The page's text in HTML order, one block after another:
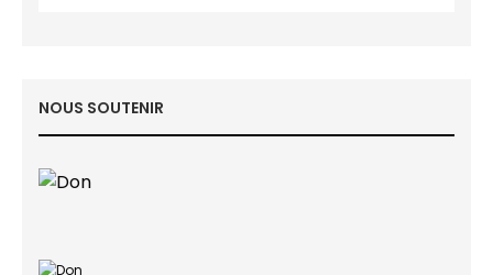
NOUS SOUTENIR